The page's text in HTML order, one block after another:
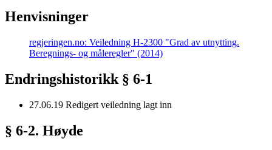
Henvisninger
regjeringen.no: Veiledning H-2300 "Grad av utnytting.
Beregnings- og måleregler" (2014)
Endringshistorikk § 6-1
27.06.19 Redigert veiledning lagt inn
§ 6-2. Høyde